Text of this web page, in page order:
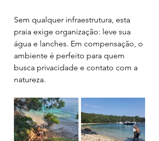
Sem qualquer infraestrutura, esta
praia exige organização: leve sua
água e lanches. Em compensação, o
ambiente é perfeito para quem
busca privacidade e contato com a
natureza.